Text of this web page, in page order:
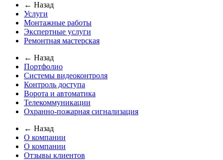
← Назад
Услуги
Монтажные работы
Экспертные услуги
Ремонтная мастерская
← Назад
Портфолио
Системы видеоконтроля
Контроль доступа
Ворота и автоматика
Телекоммуникации
Охранно-пожарная сигнализация
← Назад
О компании
О компании
Отзывы клиентов